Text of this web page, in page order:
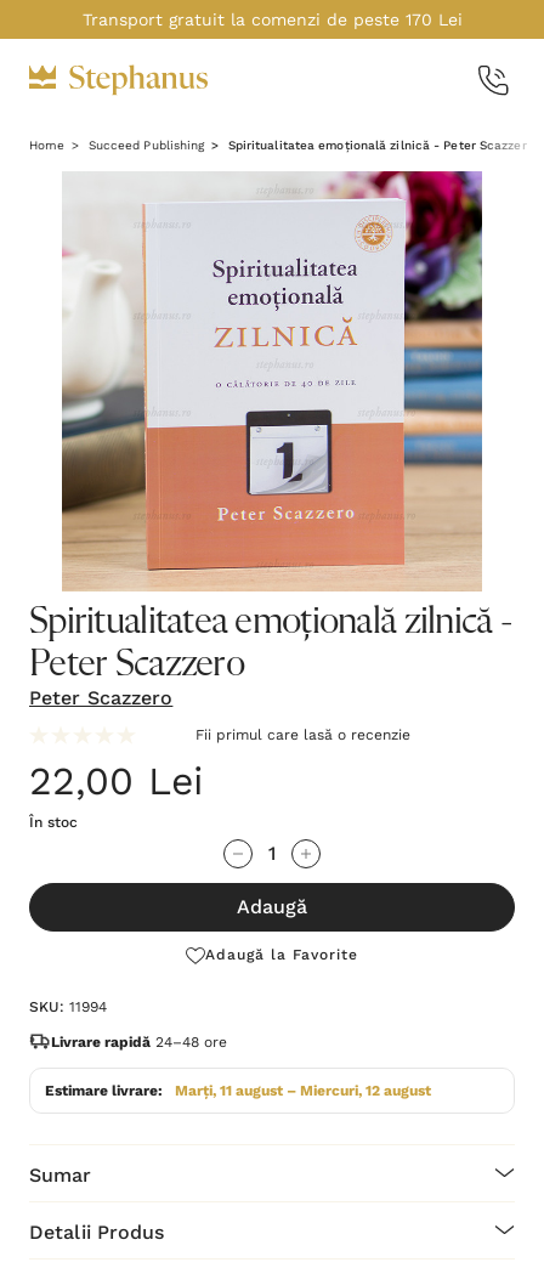
Transport gratuit la comenzi de peste 170 Lei
Home Succeed Publishing Spiritualitatea emoțională zilnică - Peter Scazzero
Spiritualitatea emoțională zilnică -
Peter Scazzero
Peter Scazzero
Fii primul care lasă o recenzie
22,00 Lei
În stoc
te!
Stocul
Adaugă
Adaugă la Favorite
SKU: 11994
Livrare rapidă 24–48 ore
Estimare livrare: Marți, 11 august – Miercuri, 12 august
Sumar
Detalii Produs